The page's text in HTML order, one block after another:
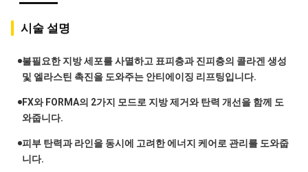
시술 설명
불필요한 지방 세포를 사멸하고 표피층과 진피층의 콜라겐 생성
및 엘라스틴 촉진을 도와주는 안티에이징 리프팅입니다.
FX와 FORMA의 2가지 모드로 지방 제거와 탄력 개선을 함께 도
와줍니다.
피부 탄력과 라인을 동시에 고려한 에너지 케어로 관리를 도와줍
니다.